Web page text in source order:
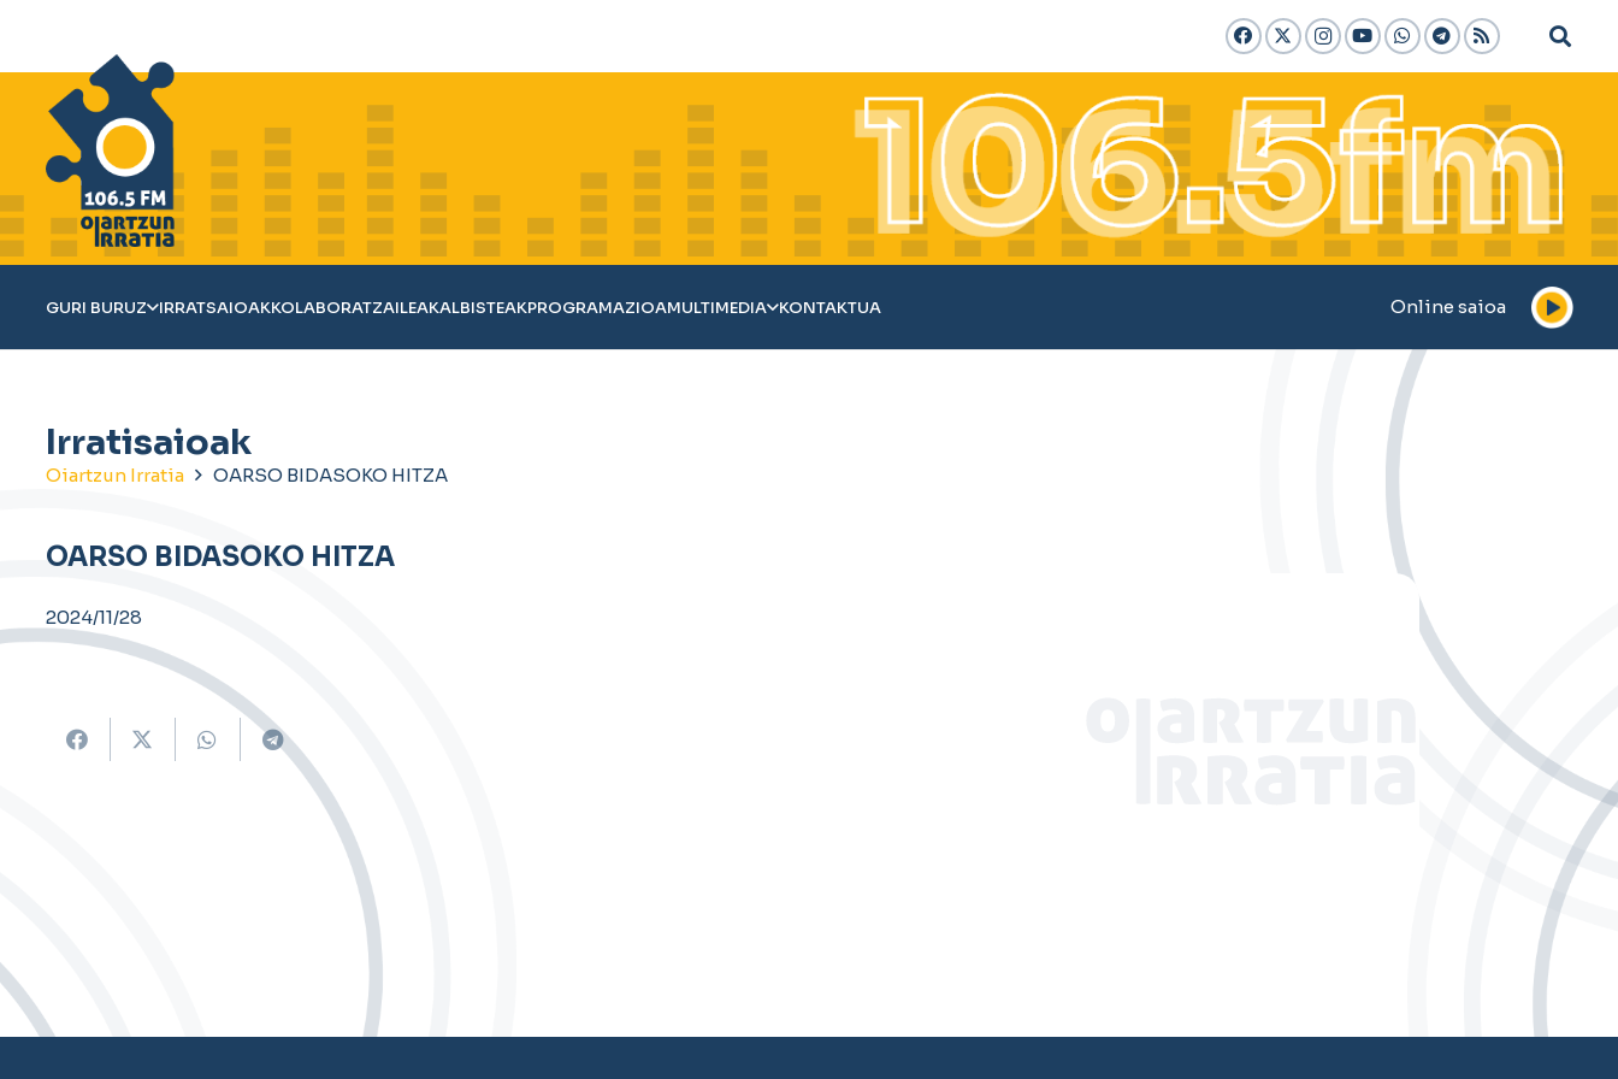
GURI BURUZ IRRATSAIOAKKOLABORATZAILEAKALBISTEAKPROGRAMAZIOAMULTIMEDIA KONTAKTUA Online saioa
Irratisaioak
Oiartzun Irratia OARSO BIDASOKO HITZA
OARSO BIDASOKO HITZA
2024/11/28